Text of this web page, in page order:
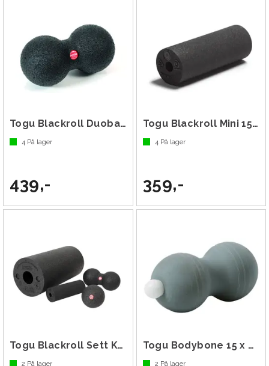
Togu Blackroll Duoball 8 cm
4 På lager
439,-
Togu Blackroll Mini 15 cm x 5,5 cm 22 g
4På lager
359,-
Togu Blackroll Sett Kompakt
2 På lager
Togu Bodybone 15 x 6,5 cm
2 På lager